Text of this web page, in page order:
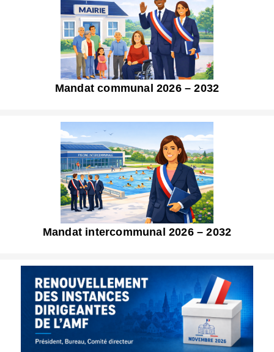
Mandat communal 2026 – 2032
Mandat intercommunal 2026 – 2032